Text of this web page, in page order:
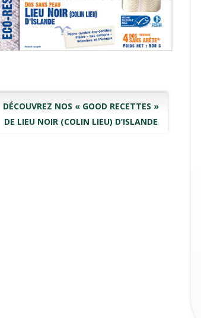
DÉCOUVREZ NOS « GOOD RECETTES »
DE LIEU NOIR (COLIN LIEU) D’ISLANDE